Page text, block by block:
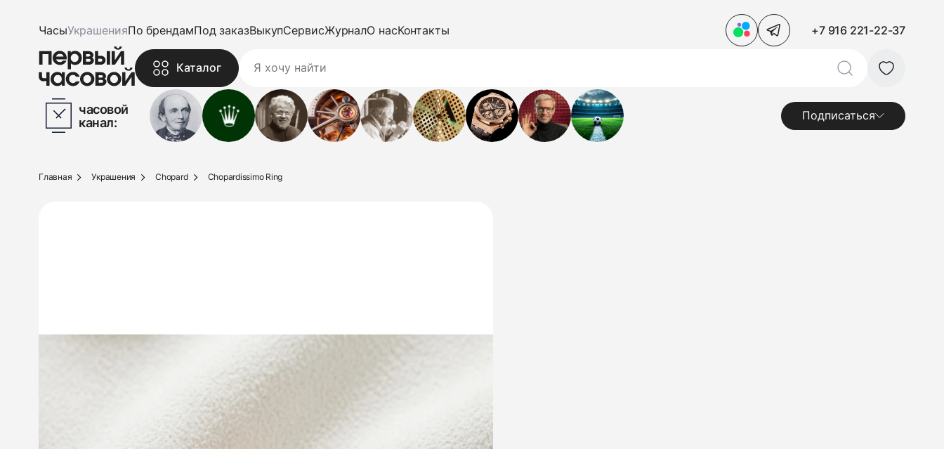
ЧасыУкрашенияПо брендамПод заказВыкупСервисЖурналО насКонтакты +7 916 221-22-37
Каталог
часовой
канал:
Подписаться
Главная Украшения Chopard Chopardissimo Ring